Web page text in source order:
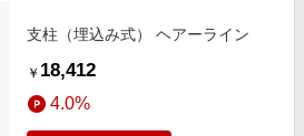
支柱（埋込み式） ヘアーライン
￥ 18,412
4.0%